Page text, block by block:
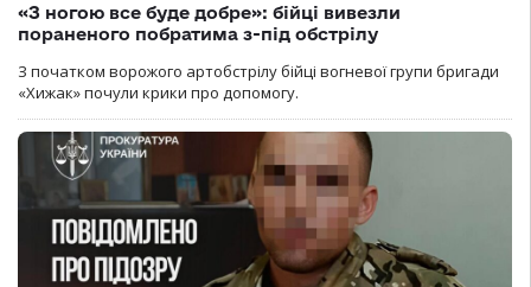
«З ногою все буде добре»: бійці вивезли
пораненого побратима з-під обстрілу
З початком ворожого артобстрілу бійці вогневої групи бригади
«Хижак» почули крики про допомогу.